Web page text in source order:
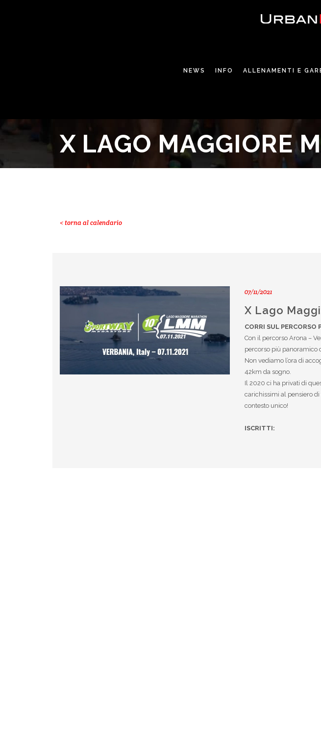
NEWS INFO ALLENAMENTI E
X LAGO MAGGIORE
< torna al calendario
07/11/2021
X Lago
CORRI SUL PERCORSO
Con il percorso Arona –
percorso più panoramico
Non vediamo l’ora di
42km da sogno.
Il 2020 ci ha privati di
carichissimi al pensiero
contesto unico!
ISCRITTI: